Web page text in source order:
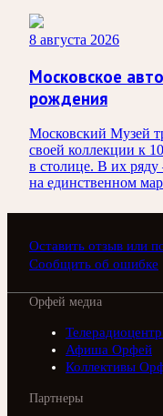
8 августа 2026
Московское
рождения
Московский Музей
своей коллекции к
в столице. В их
на единственном
Оставить отзыв или
Сообщить об ошибке
Орфей медиа
Афиша Орфей
Коллективы
Партнеры